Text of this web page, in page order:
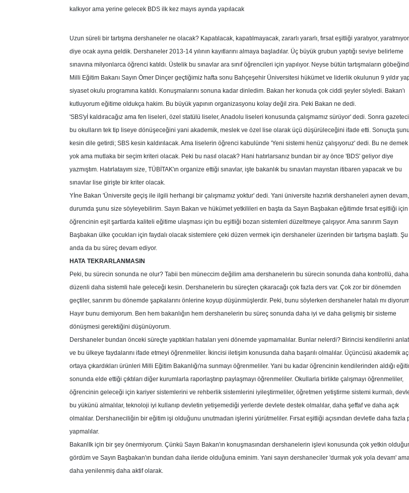
kalkıyor ama yerine gelecek BDS ilk kez mayıs ayında yapılacak
Uzun süreli bir tartışma dershaneler ne olacak? Kapatılacak, kapatılmayacak, zararlı yararlı, fırsat eşitliği yaratıyor,
diye ocak ayına geldik. Dershaneler 2013-14 yılının kayıtlarını almaya başladılar. Üç büyük grubun yaptığı seviye belirleme
sınavına milyonlarca öğrenci katıldı. Üstelik bu sınavlar ara sınıf öğrencileri için yapılıyor. Neyse bütün tartışmaların
Milli Eğitim Bakanı Sayın Ömer Dinçer geçtiğimiz hafta sonu Bahçeşehir Üniversitesi hükümet ve liderlik okulunun 9 yıldır
siyaset okulu programına katıldı. Konuşmalarını sonuna kadar dinledim. Bakan her konuda çok ciddi şeyler söyledi. Bakan'ı
kutluyorum eğitime oldukça hakim. Bu büyük yapının organizasyonu kolay değil zira. Peki Bakan ne dedi.
'SBS'yİ kaldıracağız ama fen liseleri, özel statülü liseler, Anadolu liseleri konusunda çalışmamız sürüyor' dedi. Sonra
bu okulların tek tip liseye dönüşeceğini yani akademik, meslek ve özel lise olarak üçü düşürüleceğini ifade etti. Sonuçta şunu
kesin dile getirdi; SBS kesin kaldırılacak. Ama liselerin öğrenci kabulünde 'Yeni sistemi henüz çalışıyoruz' dedi. Bu ne
yok ama mutlaka bir seçim kriteri olacak. Peki bu nasıl olacak? Hani hatırlarsanız bundan bir ay önce 'BDS' geliyor diye
yazmıştım. Hatırlatayım size, TÜBİTAK'ın organize ettiği sınavlar, işte bakanlık bu sınavları mayıstan itibaren yapacak ve bu
sınavlar lise girişte bir kriter olacak.
Yİne Bakan 'Üniversite geçiş ile ilgili herhangi bir çalışmamız yoktur' dedi. Yani üniversite hazırlık dershaneleri aynen
durumda şunu size söyleyebilirim. Sayın Bakan ve hükümet yetkilileri en başta da Sayın Başbakan eğitimde fırsat eşitliği
öğrencinin eşit şartlarda kaliteli eğitime ulaşması için bu eşitliği bozan sistemleri düzeltmeye çalışıyor. Ama sanırım Sayın
Başbakan ülke çocukları için faydalı olacak sistemlere çeki düzen vermek için dershaneler üzerinden bir tartışma başlattı. Şu
anda da bu süreç devam ediyor.
HATA TEKRARLANMASIN
Peki, bu sürecin sonunda ne olur? Tabii ben müneccim değilim ama dershanelerin bu sürecin sonunda daha kontrollü, daha
düzenli daha sistemli hale geleceği kesin. Dershanelerin bu süreçten çıkaracağı çok fazla ders var. Çok zor bir dönemden
geçtiler, sanırım bu dönemde şapkalarını önlerine koyup düşünmüşlerdir. Peki, bunu söylerken dershaneler hatalı mı
Hayır bunu demiyorum. Ben hem bakanlığın hem dershanelerin bu süreç sonunda daha iyi ve daha gelişmiş bir sisteme
dönüşmesi gerektiğini düşünüyorum.
Dershaneler bundan önceki süreçte yaptıkları hataları yeni dönemde yapmamalılar. Bunlar nelerdi? Birincisi kendilerini
ve bu ülkeye faydalarını ifade etmeyi öğrenmeliler. İkincisi iletişim konusunda daha başarılı olmalılar. Üçüncüsü akademik
ortaya çıkardıkları ürünleri Milli Eğitim Bakanlığı'na sunmayı öğrenmeliler. Yani bu kadar öğrencinin kendilerinden aldığı
sonunda elde ettiği çıktıları diğer kurumlarla raporlaştırıp paylaşmayı öğrenmeliler. Okullarla birlikte çalışmayı öğrenmeliler,
öğrencinin geleceği için kariyer sistemlerini ve rehberlik sistemlerini iyileştirmeliler, öğretmen yetiştirme sistemi kurmalı,
bu yükünü almalılar, teknoloji iyi kullanıp devletin yetişemediği yerlerde devlete destek olmalılar, daha şeffaf ve daha açık
olmalılar. Dershaneciliğin bir eğitim işi olduğunu unutmadan işlerini yürütmeliler. Fırsat eşitliği açısından devletle daha fazla
yapmalılar.
BakanlIk için bir şey önermiyorum. Çünkü Sayın Bakan'ın konuşmasından dershanelerin işlevi konusunda çok yetkin
gördüm ve Sayın Başbakan'ın bundan daha ileride olduğuna eminim. Yani sayın dershaneciler 'durmak yok yola devam'
daha yenilenmiş daha aktif olarak.